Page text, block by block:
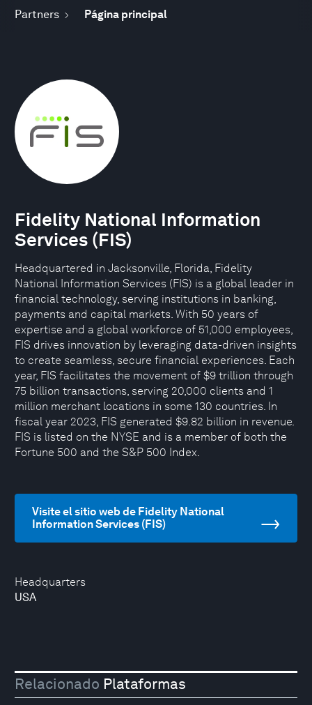
Partners Página principal
Headquarters
USA
Fidelity National Information
Services (FIS)
Headquartered in Jacksonville, Florida, Fidelity
National Information Services (FIS) is a global leader in
financial technology, serving institutions in banking,
payments and capital markets. With 50 years of
expertise and a global workforce of 51,000 employees,
FIS drives innovation by leveraging data-driven insights
to create seamless, secure financial experiences. Each
year, FIS facilitates the movement of $9 trillion through
75 billion transactions, serving 20,000 clients and 1
million merchant locations in some 130 countries. In
fiscal year 2023, FIS generated $9.82 billion in revenue.
FIS is listed on the NYSE and is a member of both the
Fortune 500 and the S&P 500 Index.
Visite el sitio web de Fidelity National
Information Services (FIS)
Relacionado Plataformas